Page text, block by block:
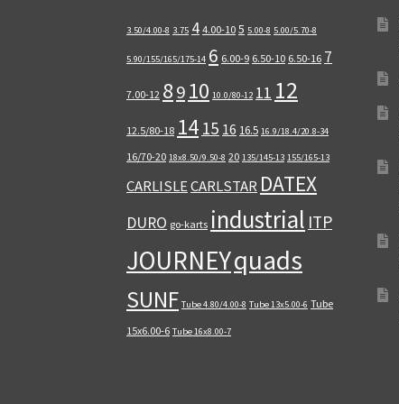
3.50/4.00-8 3.75 4 4.00-10 5 5.00-8 5.00/5.70-8
5.90/155/165/175-14 6 6.00-9 6.50-10 6.50-16 7
7.00-12 8910 10.0/80-12 11 12
12.5/80-18 14 15 16 16.5 16.9/18.4/20.8-34
16/70-20 18x8.50/9.50-8 20 135/145-13 155/165-13
CARLISLECARLSTAR DATEX
DURO go-karts industrial ITP
JOURNEYquads
SUNF Tube 4.80/4.00-8 Tube 13x5.00-6 Tube
15x6.00-6 Tube 16x8.00-7